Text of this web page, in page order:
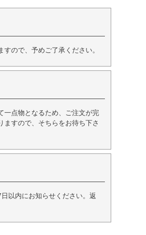
ので、予めご了承ください。
一点物となるため、ご注文が完
すので、そちらをお待ち下さ
以内にお知らせください。返